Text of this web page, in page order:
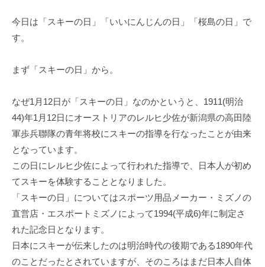
a
今日は「スキーの日」「いいにんじんの日」「桜島の日」で
す。
まず「スキーの日」から。
なぜ1月12日が「スキーの日」なのかというと、1911(明治
44)年1月12日にオーストリアのレルヒ少佐が新潟県の高田陸
軍歩兵聯隊の青年将校にスキーの指導を行なったことが由来
となっています。
この日にレルヒ少佐によって行われた指導で、日本人が初め
てスキーを体験することとなりました。
「スキーの日」についてはスポーツ用品メーカー・ミズノの
直営店・エスポートミズノによって1994(平成6)年に制定さ
れた記念日となります。
日本にスキーが伝来したのは明治時代の後期である1890年代
のことだったとされていますが、そのころはまだ日本人自体